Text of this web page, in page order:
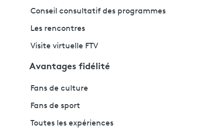
Conseil consultatif des programmes
Les rencontres
Visite virtuelle FTV
Avantages fidélité
Fans de culture
Fans de sport
Toutes les expériences